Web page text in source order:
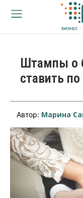
Штампы о
ставить
Автор: Марина